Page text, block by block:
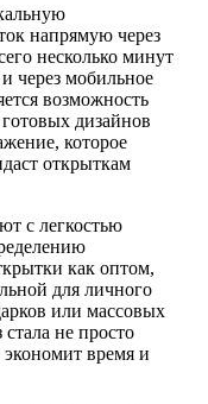
напрямую через
несколько минут
через мобильное
возможность
дизайнов
которое
открыткам
с легкостью
как оптом,
для личного
или массовых
не просто
время и